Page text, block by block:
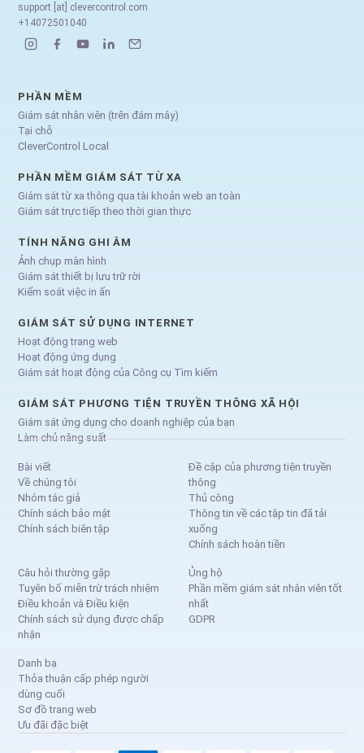
support [at] clevercontrol.com
+14072501040
PHẦN MỀM
Giám sát nhân viên (trên đám mây)
Tại chỗ
CleverControl Local
PHẦN MỀM GIÁM SÁT TỪ XA
Giám sát từ xa thông qua tài khoản web an toàn
Giám sát trực tiếp theo thời gian thực
TÍNH NĂNG GHI ÂM
Ảnh chụp màn hình
Giám sát thiết bị lưu trữ rời
Kiểm soát việc in ấn
GIÁM SÁT SỬ DỤNG INTERNET
Hoạt động trang web
Hoạt động ứng dụng
Giám sát hoạt động của Công cụ Tìm kiếm
GIÁM SÁT PHƯƠNG TIỆN TRUYỀN THÔNG XÃ HỘI
Giám sát ứng dụng cho doanh nghiệp của bạn
Làm chủ năng suất
Bài viết
Về chúng tôi
Nhóm tác giả
Chính sách bảo mật
Chính sách biên tập
Đề cập của phương tiện truyền
thông
Thủ công
Thông tin về các tập tin đã tải
xuống
Chính sách hoàn tiền
Câu hỏi thường gặp
Tuyên bố miễn trừ trách nhiệm
Điều khoản và Điều kiện
Chính sách sử dụng được chấp
nhận
Ủng hộ
Phần mềm giám sát nhân viên tốt
nhất
GDPR
Danh bạ
Thỏa thuận cấp phép người
dùng cuối
Sơ đồ trang web
Ưu đãi đặc biệt